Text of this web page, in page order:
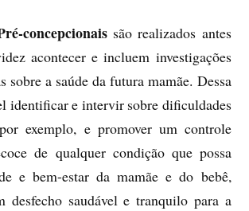
concepcionais são realizados antes
acontecer e incluem investigações
sobre a saúde da futura mamãe. Dessa
identificar e intervir sobre dificuldades
exemplo, e promover um controle
de qualquer condição que possa
e bem-estar da mamãe e do bebê,
desfecho saudável e tranquilo para a